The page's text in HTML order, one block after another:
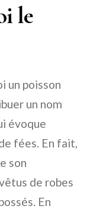
le
un poisson
un nom
évoque
fées. En fait,
son
de robes
En